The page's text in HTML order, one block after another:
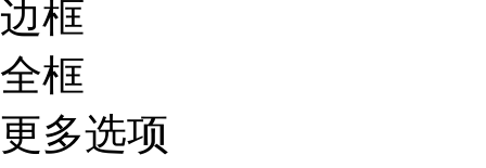
边框
全框
更多选项